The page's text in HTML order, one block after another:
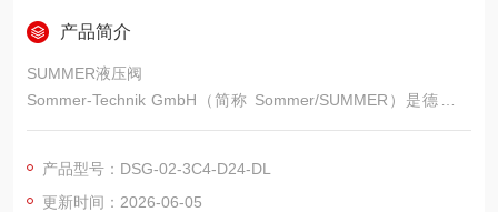
产品简介
SUMMER液压阀
Sommer‑Technik GmbH（简称 Sommer/SUMMER）是德国精
密流体与润滑技术专业制造商，核心定位是微量、低压、精密润
产品型号：DSG-02-3C4-D24-DL
更新时间：2026-06-05